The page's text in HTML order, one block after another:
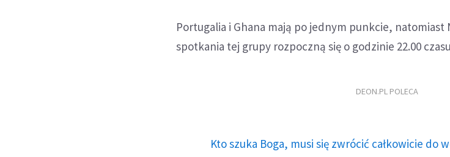
Portugalia i Ghana mają po jednym punkcie, natomiast
spotkania tej grupy rozpoczną się o godzinie 22.00
DEON.PL POLECA
Kto szuka Boga, musi się zwrócić całkowicie do